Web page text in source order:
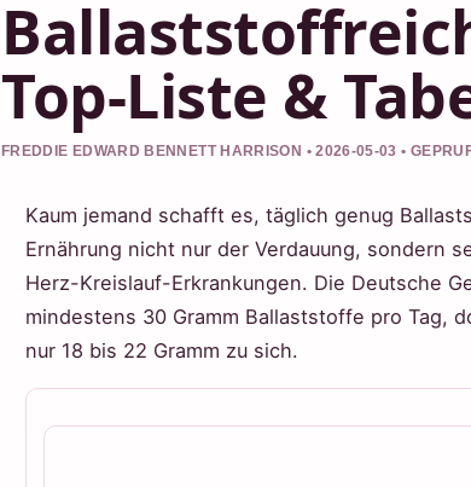
Top-Liste &
FREDDIE EDWARD BENNETT HARRISON • 2026-05-03 •
Kaum jemand schafft es, täglich genug
Ernährung nicht nur der Verdauung, sondern
Herz-Kreislauf-Erkrankungen. Die Deutsche
mindestens 30 Gramm Ballaststoffe pro Tag,
nur 18 bis 22 Gramm zu sich.